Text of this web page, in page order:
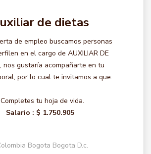
de dietas
de empleo buscamos personas
en el cargo de AUXILIAR DE
nos gustaría acompañarte en tu
por lo cual te invitamos a que:
tu hoja de vida.
Salario : $ 1.750.905
Bogota Bogota D.c.